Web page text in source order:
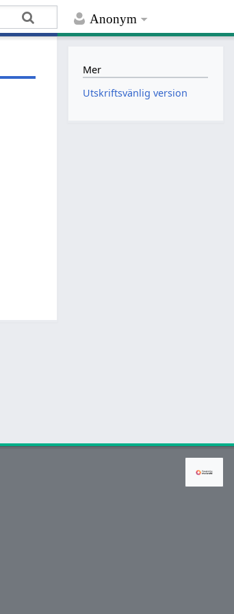
Anonym
Mer
Utskriftsvänlig version